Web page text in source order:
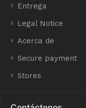
Entrega
Legal Notice
Acerca de
Secure payment
Stores